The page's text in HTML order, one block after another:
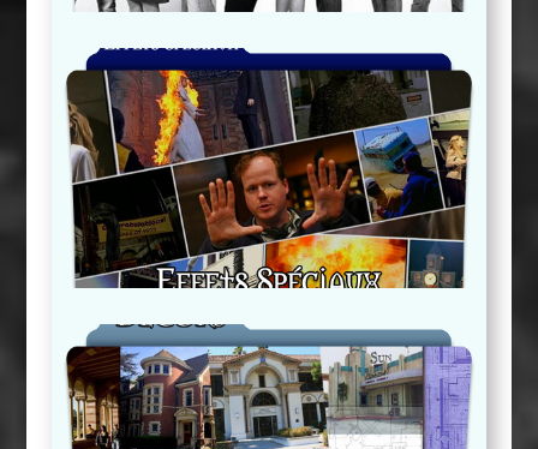
Effets Spéciaux